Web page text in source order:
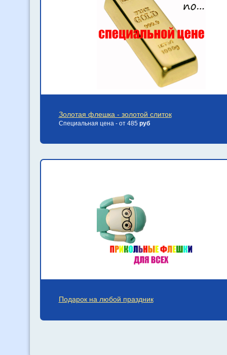
Золотая флешка - золотой слиток
Специальная цена - от 485 руб
Подарок на любой праздник